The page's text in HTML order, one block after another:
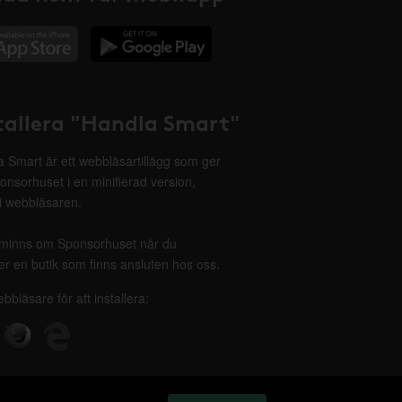
"Handla Smart"
Smart är ett webbläsartillägg som ger
i en minifierad version,
webbläsaren.
om Sponsorhuset när du
en butik som finns ansluten hos oss.
för att installera: